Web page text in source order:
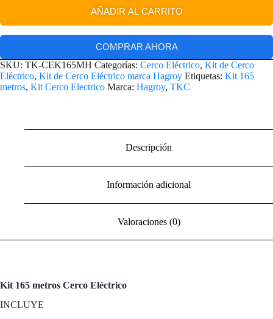
AÑADIR AL CARRITO
COMPRAR AHORA
SKU: TK-CEK165MH Categorías: Cerco Eléctrico, Kit de Cerco
Eléctrico, Kit de Cerco Eléctrico marca Hagroy Etiquetas: Kit 165
metros, Kit Cerco Electrico Marca: Hagroy, TKC
Descripción
Información adicional
Valoraciones (0)
Kit 165 metros Cerco Eléctrico
INCLUYE